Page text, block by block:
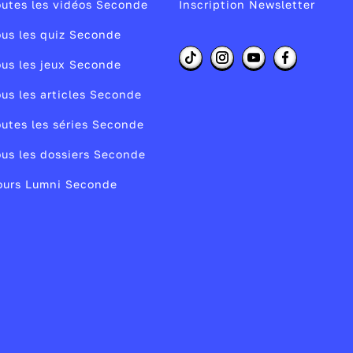
les vidéos Seconde
les quiz Seconde
les jeux Seconde
les articles Seconde
les séries Seconde
les dossiers Seconde
Lumni Seconde
Inscription Newsletter